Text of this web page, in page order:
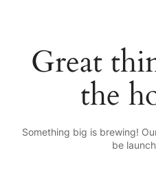
Great
the
Something big is brewing!
be